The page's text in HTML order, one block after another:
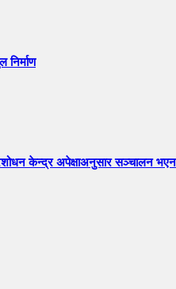
केन्द्र अपेक्षाअनुसार सञ्चालन भएन